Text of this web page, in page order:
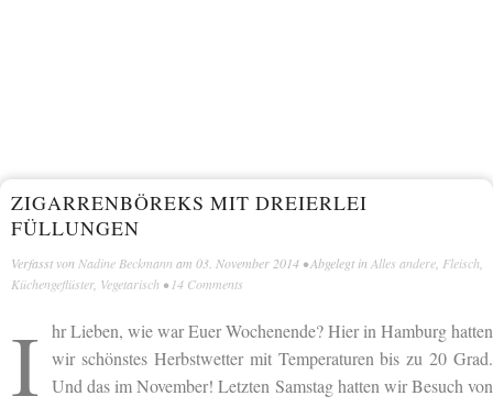
ZIGARRENBÖREKS MIT DREIERLEI
FÜLLUNGEN
Verfasst von Nadine Beckmann am 03. November 2014 • Abgelegt in Alles andere Fleisch
Küchengeflüster, Vegetarisch • 14 Comments
I hr Lieben, wie war Euer Wochenende? Hier in Hamburg hatten
wir schönstes Herbstwetter mit Temperaturen bis zu 20 Grad.
Und das im November! Letzten Samstag hatten wir Besuch von